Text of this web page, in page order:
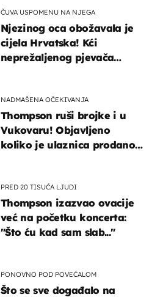
ČUVA USPOMENU NA NJEGA
Njezinog oca obožavala je
cijela Hrvatska! Kći
neprežaljenog pjevača
NADMAŠENA OČEKIVANJA
Thompson ruši brojke i u
Vukovaru! Objavljeno
koliko je ulaznica prodano
PRED 20 TISUĆA LJUDI
Thompson izazvao ovacije
već na početku koncerta:
"Što ću kad sam slab..."
PONOVNO POD POVEĆALOM
Što se sve događalo na